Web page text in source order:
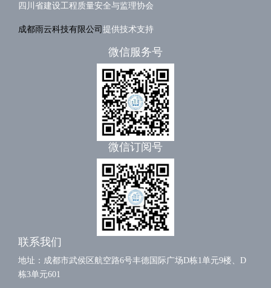
四川省建设工程质量安全与监理协会
成都雨云科技有限公司提供技术支持
微信服务号
微信订阅号
联系我们
地址：成都市武侯区航空路6号丰德国际广场D栋1单元9楼、D
栋3单元601